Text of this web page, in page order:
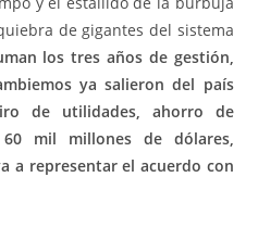
de gigantes del sistema
los tres años de gestión,
ya salieron del país
de utilidades, ahorro de
mil millones de dólares,
a representar el acuerdo con